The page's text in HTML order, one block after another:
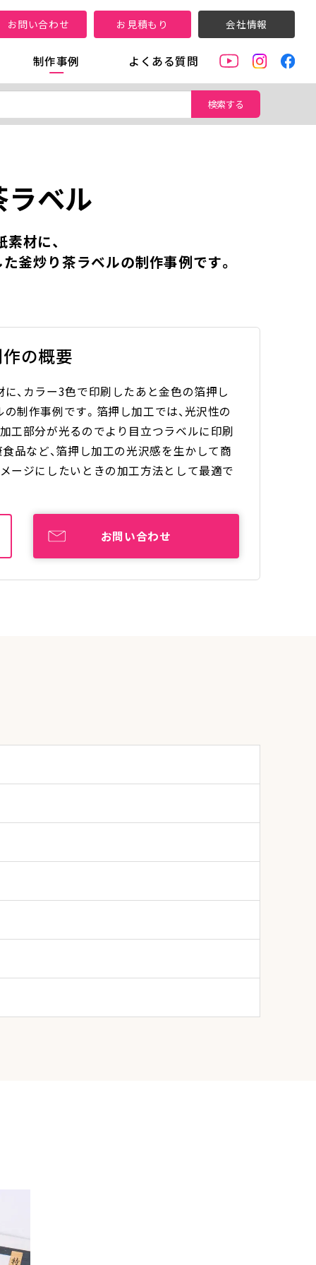
お問い合わせ お見積もり 会社情報
制作事例 よくある質問
検索する
ベル
材に、
釜炒り茶ラベルの制作事例です。
の概要
、カラー3色で印刷したあと金色の箔押し
制作事例です。箔押し加工では、光沢性の
工部分が光るのでより目立つラベルに印刷
品など、箔押し加工の光沢感を生かして商
ージにしたいときの加工方法として最適で
お問い合わせ